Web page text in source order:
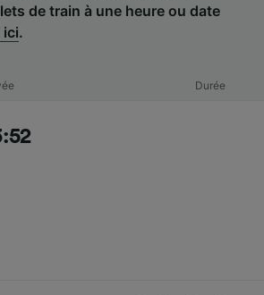
de train à une heure ou date
ici.
Durée